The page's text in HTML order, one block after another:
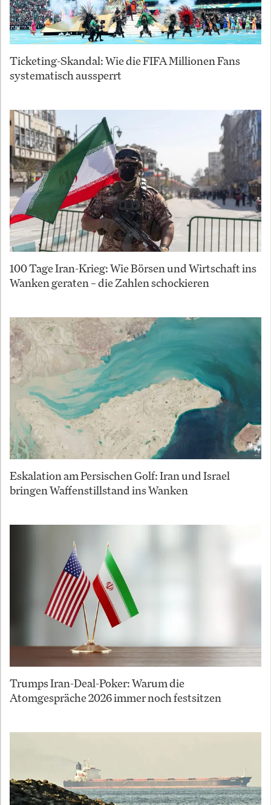
Ticketing-Skandal: Wie die FIFA Millionen Fans
systematisch aussperrt
100 Tage Iran-Krieg: Wie Börsen und Wirtschaft ins
Wanken geraten – die Zahlen schockieren
Eskalation am Persischen Golf: Iran und Israel
bringen Waffenstillstand ins Wanken
Trumps Iran-Deal-Poker: Warum die
Atomgespräche 2026 immer noch festsitzen